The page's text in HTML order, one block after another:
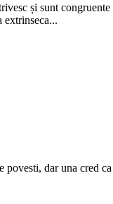
și sunt
extrinseca...
dar una cred